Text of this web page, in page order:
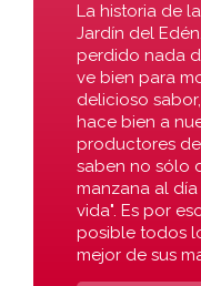
La historia de
Jardín del
perdido nada
ve bien para
delicioso
hace bien a
productores
saben no sólo
manzana al
vida". Es por
posible todos
mejor de sus